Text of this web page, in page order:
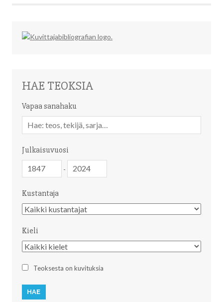
HAE TEOKSIA
Vapaa sanahaku
sanahaku
Julkaisuvuosi
-
Kustantaja
Kustantaja
Kieli
Kieli
Teoksesta on kuvituksia